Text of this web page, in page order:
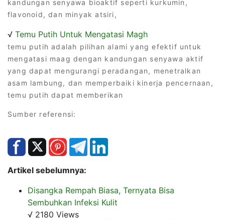
kandungan senyawa bioaktif seperti kurkumin,
flavonoid, dan minyak atsiri,
√ Temu Putih Untuk Mengatasi Magh
temu putih adalah pilihan alami yang efektif untuk
mengatasi maag dengan kandungan senyawa aktif
yang dapat mengurangi peradangan, menetralkan
asam lambung, dan memperbaiki kinerja pencernaan,
temu putih dapat memberikan
Sumber referensi:
Artikel sebelumnya:
Disangka Rempah Biasa, Ternyata Bisa
Sembuhkan Infeksi Kulit
√ 2180 Views